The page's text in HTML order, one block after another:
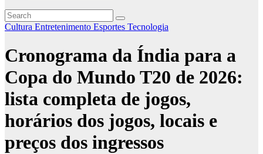
Cultura Entretenimento Esportes Tecnologia
Cronograma da Índia para a
Copa do Mundo T20 de 2026:
lista completa de jogos,
horários dos jogos, locais e
preços dos ingressos